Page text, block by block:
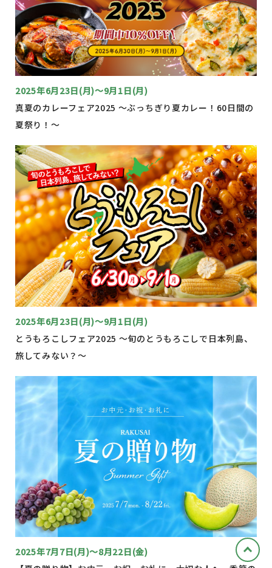
2025年6月23日(月)～9月1日(月)
真夏のカレーフェア2025 〜ぶっちぎり夏カレー！60日間の
夏祭り！〜
2025年6月23日(月)～9月1日(月)
とうもろこしフェア2025 〜旬のとうもろこしで日本列島、
旅してみない？〜
2025年7月7日(月)～8月22日(金)